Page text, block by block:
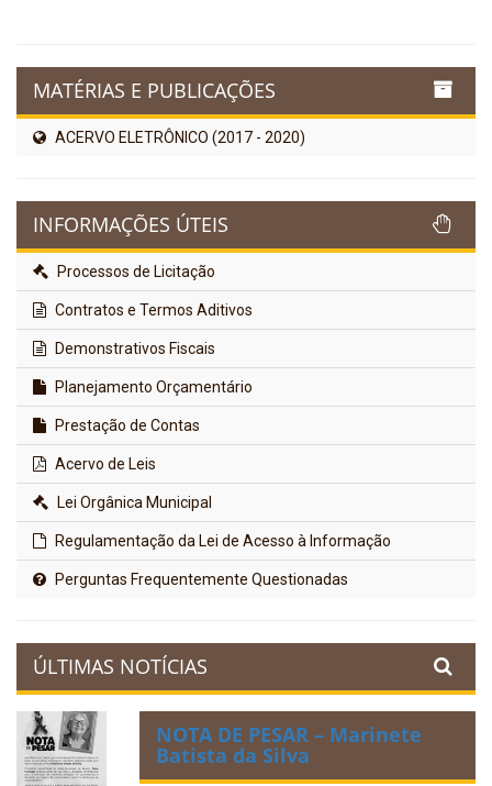
MATÉRIAS E PUBLICAÇÕES
ACERVO ELETRÔNICO (2017 - 2020)
INFORMAÇÕES ÚTEIS
Processos de Licitação
Contratos e Termos Aditivos
Demonstrativos Fiscais
Planejamento Orçamentário
Prestação de Contas
Acervo de Leis
Lei Orgânica Municipal
Regulamentação da Lei de Acesso à Informação
Perguntas Frequentemente Questionadas
ÚLTIMAS NOTÍCIAS
NOTA DE PESAR – Marinete
Batista da Silva